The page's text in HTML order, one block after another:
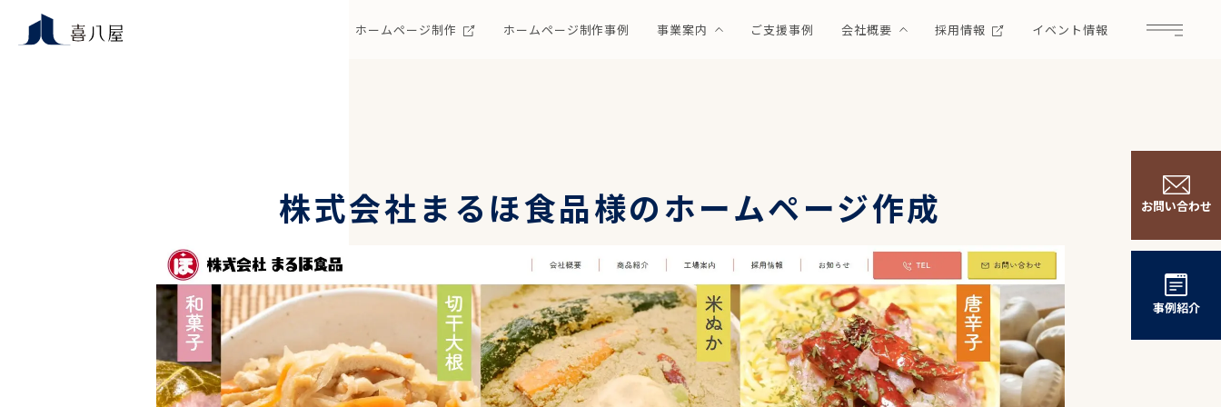
ホームページ制作 ホームページ制作事例 事業案内 ご支援事例 会社概要 採用情報 イベント情報
株式会社まるほ食品様のホームページ作成 お問い合わせ
事例紹介